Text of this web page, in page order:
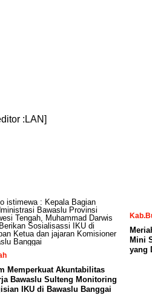
:LAN]
Memperkuat Akuntabilitas
Bawaslu Sulteng Monitoring
IKU di Bawaslu Banggai
Mini
yang